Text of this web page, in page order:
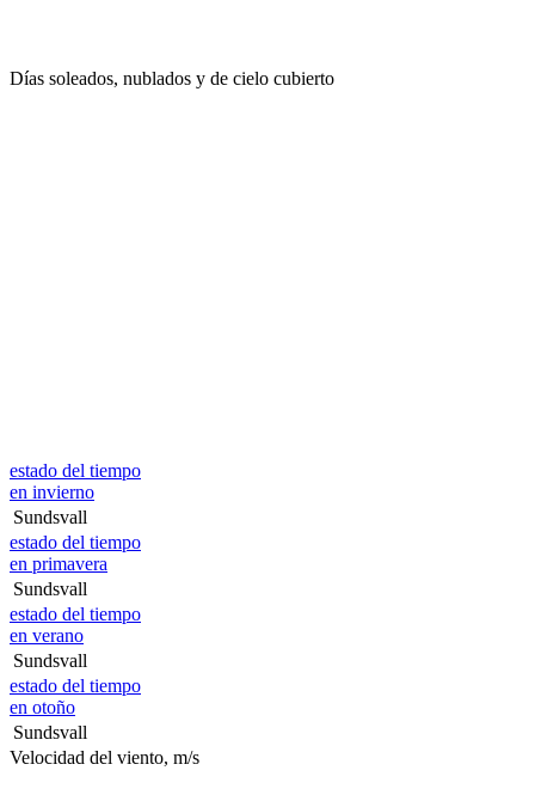
Días soleados, nublados y de cielo cubierto
estado del tiempo
en invierno
Sundsvall
estado del tiempo
en primavera
Sundsvall
estado del tiempo
en verano
Sundsvall
estado del tiempo
en otoño
Sundsvall
Velocidad del viento, m/s